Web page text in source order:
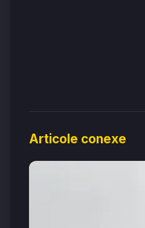
Articole conexe